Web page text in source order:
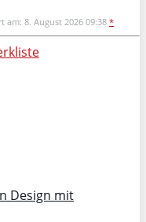
am: 8. August 2026 09:38 *
Design mit